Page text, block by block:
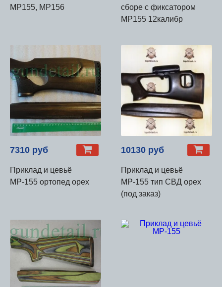
МР155, МР156
сборе с фиксатором
МР155 12калибр
7310 руб
Приклад и цевьё
МР-155 ортопед орех
10130 руб
Приклад и цевьё
МР-155 тип СВД орех
(под заказ)